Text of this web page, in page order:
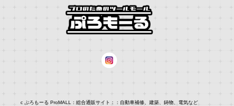
c ぷろもーる ProMALL：総合通販サイト：：自動車補修、建築、鋳物、電気など